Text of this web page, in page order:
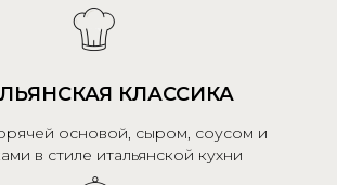
КЛАССИКА
основой, сыром, соусом и
в стиле итальянской кухни